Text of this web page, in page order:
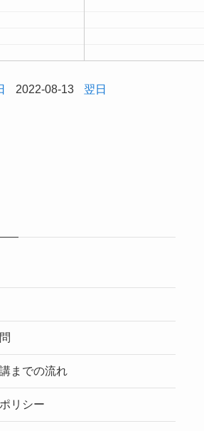
2022-08-13 翌日
までの流れ
リシー